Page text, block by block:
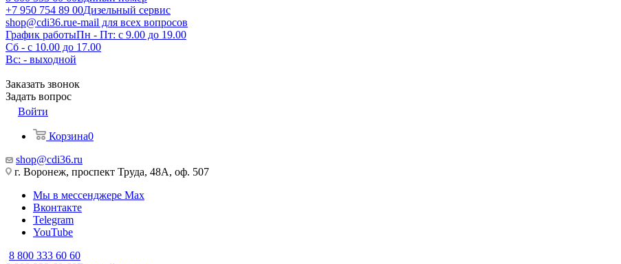
+7 950 754 89 00Дизельный сервис
shop@cdi36.rue-mail для всех вопросов
График работыПн - Пт: с 9.00 до 19.00
Сб - с 10.00 до 17.00
Вс: - выходной
Заказать звонок
Задать вопрос
Войти
Корзина0
shop@cdi36.ru
г. Воронеж, проспект Труда, 48А, оф. 507
Мы в мессенджере Max
Вконтакте
Telegram
YouTube
8 800 333 60 60